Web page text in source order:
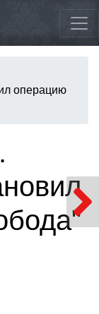
операцию